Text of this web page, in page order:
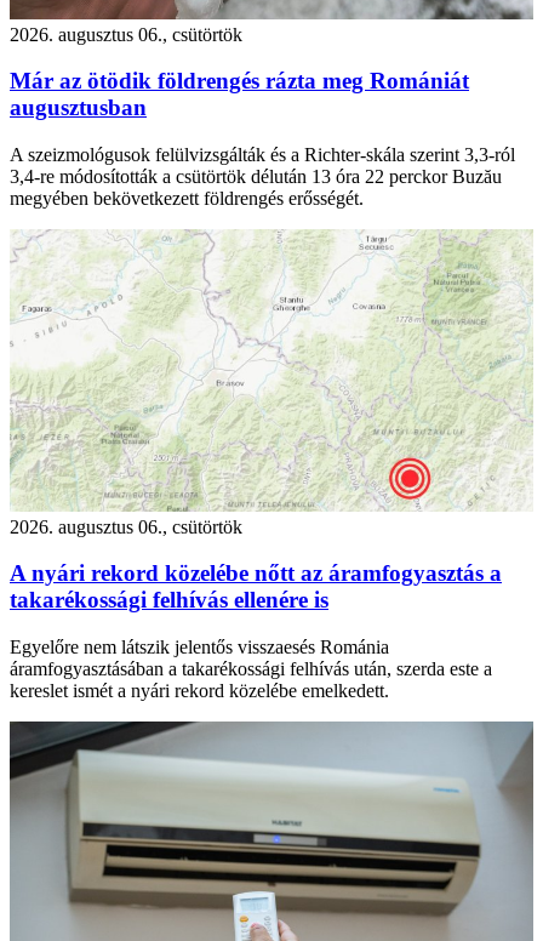
2026. augusztus 06., csütörtök
Már az ötödik földrengés rázta meg Romániát
augusztusban
A szeizmológusok felülvizsgálták és a Richter-skála szerint 3,3-ról
3,4-re módosították a csütörtök délután 13 óra 22 perckor Buzău
megyében bekövetkezett földrengés erősségét.
2026. augusztus 06., csütörtök
A nyári rekord közelébe nőtt az áramfogyasztás a
takarékossági felhívás ellenére is
Egyelőre nem látszik jelentős visszaesés Románia
áramfogyasztásában a takarékossági felhívás után, szerda este a
kereslet ismét a nyári rekord közelébe emelkedett.